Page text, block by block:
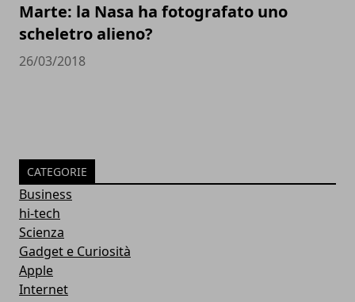
Marte: la Nasa ha fotografato uno
scheletro alieno?
26/03/2018
CATEGORIE
Business
hi-tech
Scienza
Gadget e Curiosità
Apple
Internet